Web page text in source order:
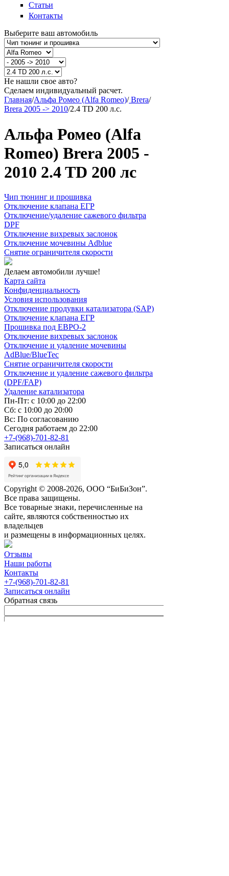
Статьи
Контакты
Выберите ваш автомобиль
Не нашли свое авто?
Сделаем индивидуальный расчет.
Главная/Альфа Ромео (Alfa Romeo)/Brera/
Brera 2005 -> 2010/2.4 TD 200 л.с.
Альфа Ромео (Alfa
Romeo) Brera 2005 -
2010 2.4 TD 200 лс
Чип тюнинг и прошивка
Отключение клапана ЕГР
Отключение/удаление сажевого фильтра
DPF
Отключение вихревых заслонок
Отключение мочевины Adblue
Снятие ограничителя скорости
Делаем автомобили лучше!
Карта сайта
Конфиденциальность
Условия использования
Отключение продувки катализатора (SAP)
Отключение клапана ЕГР
Прошивка под ЕВРО-2
Отключение вихревых заслонок
Отключение и удаление мочевины
AdBlue/BlueTec
Снятие ограничителя скорости
Отключение и удаление сажевого фильтра
(DPF/FAP)
Удаление катализатора
Пн-Пт: с 10:00 до 22:00
Сб: с 10:00 до 20:00
Вс: По согласованию
Сегодня работаем до 22:00
+7-(968)-701-82-81
Записаться онлайн
Copyright © 2008-2026, ООО “БиБиЗон”.
Все права защищены.
Все товарные знаки, перечисленные на
сайте, являются собственностью их
владельцев
и размещены в информационных целях.
Отзывы
Наши работы
Контакты
+7-(968)-701-82-81
Записаться онлайн
Обратная связь